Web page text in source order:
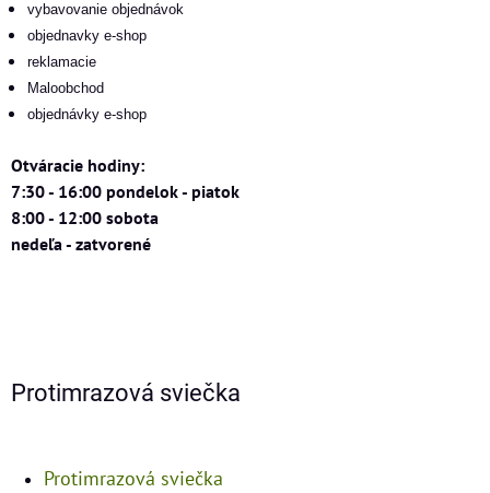
vybavovanie objednávok
objednavky e-shop
reklamacie
Maloobchod
objednávky e-shop
Otváracie hodiny:
7:30 - 16:00 pondelok - piatok
8:00 - 12:00 sobota
nedeľa - zatvorené
Protimrazová sviečka
Protimrazová sviečka